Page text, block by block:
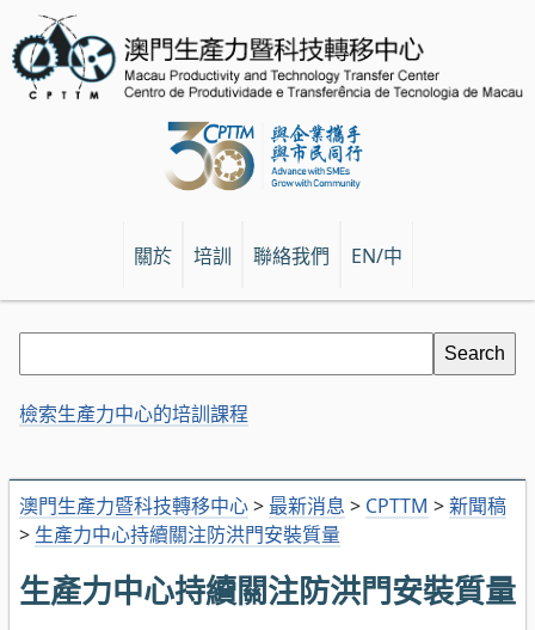
關於 培訓 聯絡我們 EN/中
澳門生產力暨科技轉移中心> 最新消息 > CPTTM >新聞稿
> 生產力中心持續關注防洪門安裝質量
生產力中心持續關注防洪門安裝質量
檢索生產力中心的培訓課程